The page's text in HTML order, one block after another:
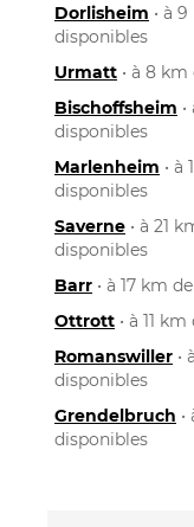
Dorlisheim • à
disponibles
Urmatt • à 8
Bischoffsheim
disponibles
Marlenheim • à
disponibles
Saverne • à 21
disponibles
Barr • à 17 km
Ottrott • à 11
Romanswiller •
disponibles
Grendelbruch
disponibles